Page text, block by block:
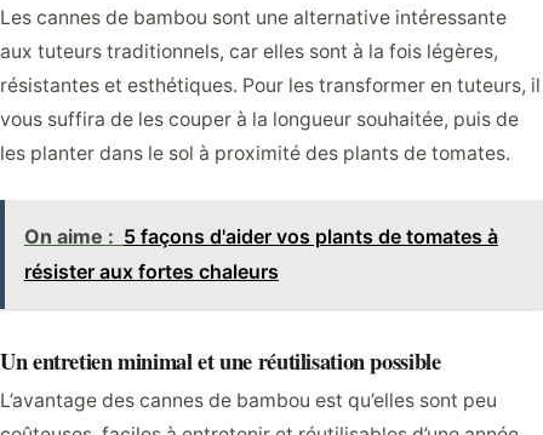
Les cannes de bambou sont une alternative intéressante
aux tuteurs traditionnels, car elles sont à la fois légères,
résistantes et esthétiques. Pour les transformer en tuteurs, il
vous suffira de les couper à la longueur souhaitée, puis de
les planter dans le sol à proximité des plants de tomates.
On aime : 5 façons d'aider vos plants de tomates à
résister aux fortes chaleurs
Un entretien minimal et une réutilisation possible
L’avantage des cannes de bambou est qu’elles sont peu